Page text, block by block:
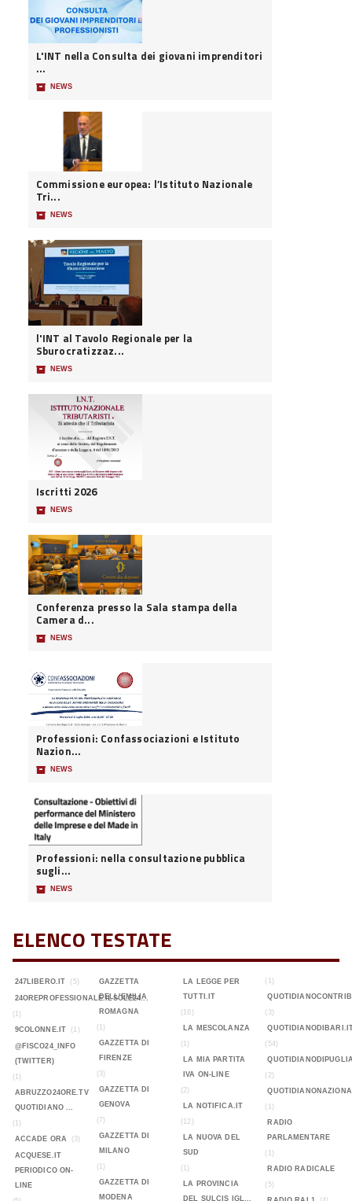
L'INT nella Consulta dei giovani imprenditori
...
📦 NEWS
Commissione europea: l’Istituto Nazionale
Tri...
📦 NEWS
l'INT al Tavolo Regionale per la
Sburocratizzaz...
📦 NEWS
Iscritti 2026
📦 NEWS
Conferenza presso la Sala stampa della
Camera d...
📦 NEWS
Professioni: Confassociazioni e Istituto
Nazion...
📦 NEWS
Professioni: nella consultazione pubblica
sugli...
📦 NEWS
ELENCO TESTATE
247LIBERO.IT (5)
24OREPROFESSIONALE.ILSOLE24...
(1)
9COLONNE.IT
(1)
@FISCO24_INFO
(TWITTER)
(1)
ABRUZZO24ORE.TV
QUOTIDIANO ...
(1)
ACCADE ORA
(3)
ACQUESE.IT
PERIODICO ON-
LINE
GAZZETTA
DELL'EMILIA
ROMAGNA
(1)
GAZZETTA DI
FIRENZE
(3)
GAZZETTA DI
GENOVA
(7)
GAZZETTA DI
MILANO
(1)
GAZZETTA DI
MODENA
LA LEGGE PER
TUTTI.IT
(16)
LA MESCOLANZA
(1)
LA MIA PARTITA
IVA ON-LINE
(2)
LA NOTIFICA.IT
(12)
LA NUOVA DEL
SUD
(1)
LA PROVINCIA
DEL SULCIS IGL...
(1)
(3)
(54)
(2)
(1)
RADIO
PARLAMENTARE
(1)
RADIO RADICALE
(5)